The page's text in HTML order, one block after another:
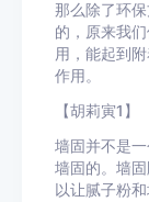
那么除了环
的，原来我
用，能起到
作用。
【胡莉寅1】
墙固并不是
墙固的。墙
以让腻子粉